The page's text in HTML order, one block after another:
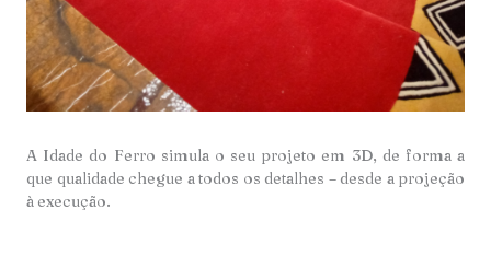
A Idade do Ferro simula o seu projeto em 3D, de forma a
que qualidade chegue a todos os detalhes – desde a projeção
à execução.